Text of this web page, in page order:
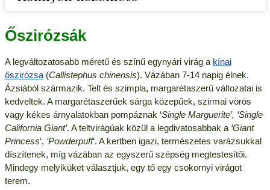
Őszirózsák
A legváltozatosabb méretű és színű egynyári virág a kínai
őszirózsa(Callistephus chinensis). Vázában 7-14 napig élnek.
Ázsiából származik. Telt és szimpla, margarétaszerű változatai is
kedveltek. A margarétaszerűek sárga közepűek, szirmai vörös
vagy kékes árnyalatokban pompáznak ‘Single Marguerite’, ‘Single
California Giant’. A teltvirágúak közül a legdivatosabbak a‘Giant
Princess‘, ‘Powderpuff‘. A kertben igazi, természetes varázsukkal
díszítenek, míg vázában az egyszerű szépség megtestesítői.
Mindegy melyiküket választjuk, egy tő egy csokornyi virágot
terem.